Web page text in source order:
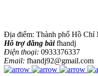
Địa điểm: Thành phố Hồ Chí
Hỗ trợ đăng bàifhandj
Điện thoại: 0933376337
Email: fhandj92@gmail.com